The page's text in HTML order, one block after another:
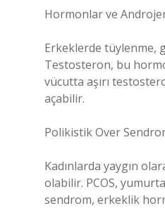
Hormonlar ve
Erkeklerde tüylenme,
Testosteron, bu
vücutta aşırı
açabilir.
Polikistik Over
Kadınlarda yaygın
olabilir. PCOS,
sendrom, erkeklik